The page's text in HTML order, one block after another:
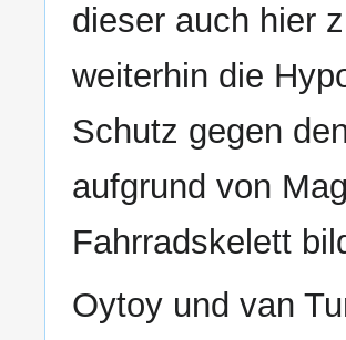
dieser auch hier
weiterhin die
Schutz gegen
aufgrund von
Fahrradskelett
Oytoy und van